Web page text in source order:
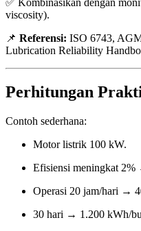
✅ Kombinasikan dengan
viscosity).
📌 Referensi: ISO 6743,
Lubrication Reliability
Perhitungan
Contoh sederhana:
Motor listrik 100 kW.
Efisiensi meningkat
Operasi 20 jam/hari →
30 hari → 1.200 kWh/